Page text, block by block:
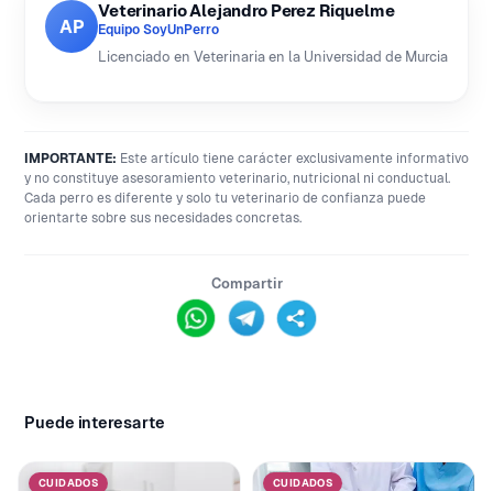
AP
Veterinario Alejandro Perez Riquelme
Equipo SoyUnPerro
Licenciado en Veterinaria en la Universidad de Murcia
IMPORTANTE: Este artículo tiene carácter exclusivamente informativo
y no constituye asesoramiento veterinario, nutricional ni conductual.
Cada perro es diferente y solo tu veterinario de confianza puede
orientarte sobre sus necesidades concretas.
Compartir
Puede interesarte
CUIDADOS CUIDADOS